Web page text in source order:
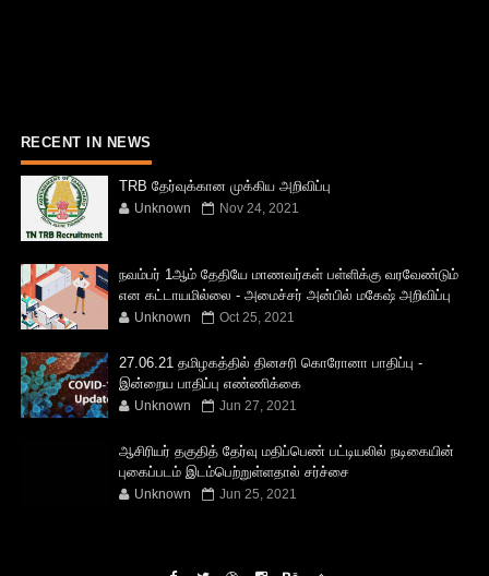
RECENT IN NEWS
TRB தேர்வுக்கான முக்கிய அறிவிப்பு
Unknown Nov 24, 2021
நவம்பர் 1ஆம் தேதியே மாணவர்கள் பள்ளிக்கு வரவேண்டும்
என கட்டாயமில்லை - அமைச்சர் அன்பில் மகேஷ் அறிவிப்பு
Unknown Oct 25, 2021
27.06.21 தமிழகத்தில் தினசரி கொரோனா பாதிப்பு -
இன்றைய பாதிப்பு எண்ணிக்கை
Unknown Jun 27, 2021
ஆசிரியர் தகுதித் தேர்வு மதிப்பெண் பட்டியலில் நடிகையின்
புகைப்படம் இடம்பெற்றுள்ளதால் சர்ச்சை
Unknown Jun 25, 2021